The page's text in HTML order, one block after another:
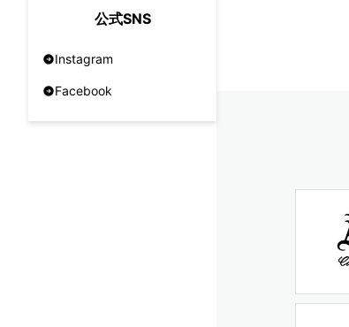
公式SNS
Instagram
Facebook